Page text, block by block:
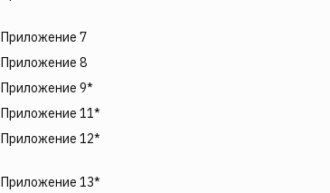
Приложение 7
Приложение 8
Приложение 9*
Приложение 11*
Приложение 12*
Приложение 13*